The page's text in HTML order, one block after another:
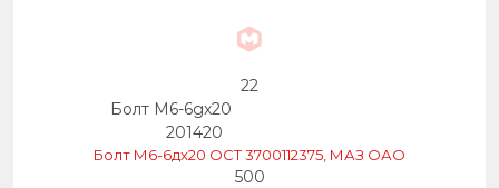
22
Болт М6-6gх20
201420
Болт М6-6дх20 ОСТ 3700112375, МАЗ ОАО
500